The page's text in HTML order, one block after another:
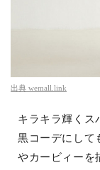
出典 wemall.link
キラキラ輝くス
黒コーデにして
やカービィーを